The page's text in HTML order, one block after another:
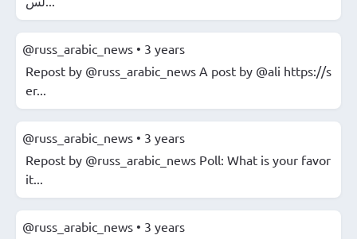
@russ_arabic_news • 3 years
Repost by @russ_arabic_news A post by @ali https://s
er...
@russ_arabic_news • 3 years
Repost by @russ_arabic_news Poll: What is your favor
it...
@russ_arabic_news • 3 years